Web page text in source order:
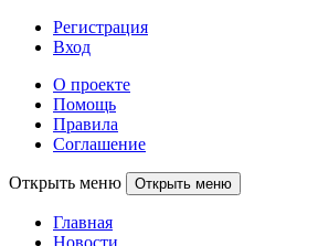
Регистрация
Вход
О проекте
Помощь
Правила
Соглашение
Открыть меню Открыть меню
Главная
Новости